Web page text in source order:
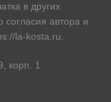
в других
согласия автора и
la-kosta.ru
корп. 1